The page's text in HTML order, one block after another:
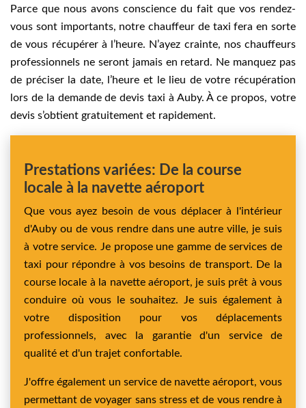
Parce que nous avons conscience du fait que vos rendez-
vous sont importants, notre chauffeur de taxi fera en sorte
de vous récupérer à l’heure. N’ayez crainte, nos chauffeurs
professionnels ne seront jamais en retard. Ne manquez pas
de préciser la date, l’heure et le lieu de votre récupération
lors de la demande de devis taxi à Auby. À ce propos, votre
devis s’obtient gratuitement et rapidement.
Prestations variées: De la course
locale à la navette aéroport
Que vous ayez besoin de vous déplacer à l'intérieur
d'Auby ou de vous rendre dans une autre ville, je suis
à votre service. Je propose une gamme de services de
taxi pour répondre à vos besoins de transport. De la
course locale à la navette aéroport, je suis prêt à vous
conduire où vous le souhaitez. Je suis également à
votre disposition pour vos déplacements
professionnels, avec la garantie d'un service de
qualité et d'un trajet confortable.
J'offre également un service de navette aéroport, vous
permettant de voyager sans stress et de vous rendre à